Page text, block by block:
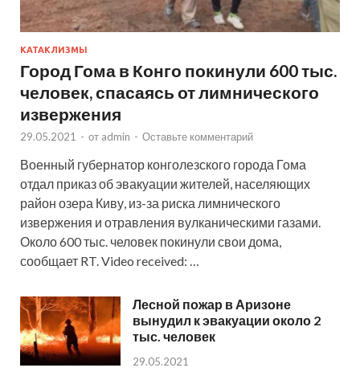
КАТАКЛИЗМЫ
Город Гома в Конго покинули 600 тыс.
человек, спасаясь от лимнического
извержения
29.05.2021 - от admin - Оставьте комментарий
Военный губернатор конголезского города Гома
отдал приказ об эвакуации жителей, населяющих
район озера Киву, из-за риска лимнического
извержения и отравления вулканическими газами.
Около 600 тыс. человек покинули свои дома,
сообщает RT. Video received: …
Лесной пожар в Аризоне
вынудил к эвакуации около 2
тыс. человек
29.05.2021